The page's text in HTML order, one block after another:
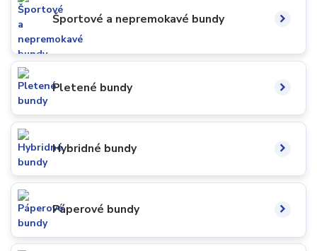
Športové a nepremokavé bundy
Pletené bundy
Hybridné bundy
Páperové bundy